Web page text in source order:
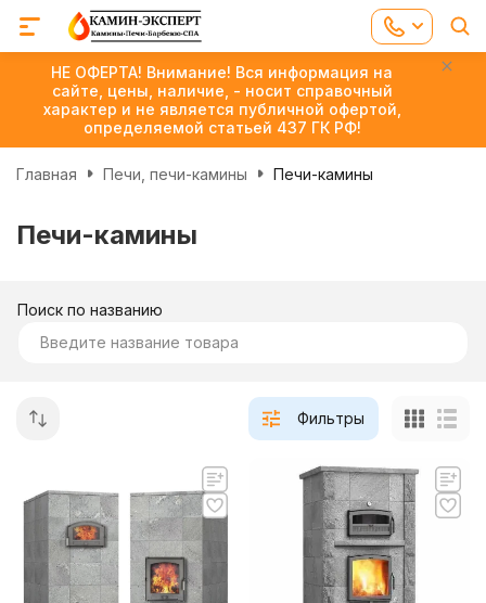
НЕ ОФЕРТА! Внимание! Вся информация на
сайте, цены, наличие, - носит справочный
характер и не является публичной офертой,
определяемой статьей 437 ГК РФ!
Главная Печи, печи-камины Печи-камины
Печи-камины
Поиск по названию
Фильтры